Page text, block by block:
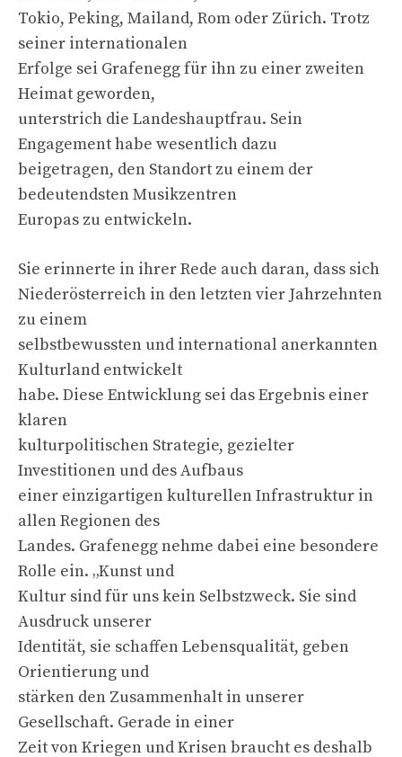
Tokio, Peking, Mailand, Rom oder Zürich. Trotz
seiner internationalen
Erfolge sei Grafenegg für ihn zu einer zweiten
Heimat geworden,
unterstrich die Landeshauptfrau. Sein
Engagement habe wesentlich dazu
beigetragen, den Standort zu einem der
bedeutendsten Musikzentren
Europas zu entwickeln.
Sie erinnerte in ihrer Rede auch daran, dass sich
Niederösterreich in den letzten vier Jahrzehnten
zu einem
selbstbewussten und international anerkannten
Kulturland entwickelt
habe. Diese Entwicklung sei das Ergebnis einer
klaren
kulturpolitischen Strategie, gezielter
Investitionen und des Aufbaus
einer einzigartigen kulturellen Infrastruktur in
allen Regionen des
Landes. Grafenegg nehme dabei eine besondere
Rolle ein. „Kunst und
Kultur sind für uns kein Selbstzweck. Sie sind
Ausdruck unserer
Identität, sie schaffen Lebensqualität, geben
Orientierung und
stärken den Zusammenhalt in unserer
Gesellschaft. Gerade in einer
Zeit von Kriegen und Krisen braucht es deshalb